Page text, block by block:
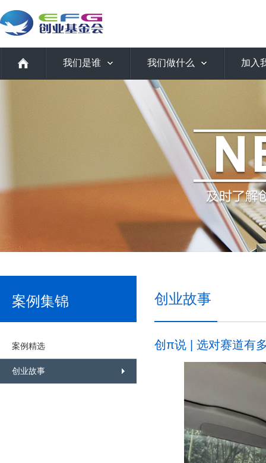
我们是谁 我们做什么 加入
案例集锦
案例精选
创业故事
创业故事
创π说 | 选对赛道有